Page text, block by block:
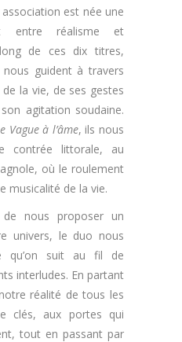
est née une
entre réalisme et
de ces dix titres,
nous guident à travers
la vie, de ses gestes
agitation soudaine.
Vague à l’âme, ils nous
contrée littorale, au
où le roulement
musicalité de la vie.
nous proposer un
univers, le duo nous
qu’on suit au fil de
interludes. En partant
réalité de tous les
clés, aux portes qui
tout en passant par